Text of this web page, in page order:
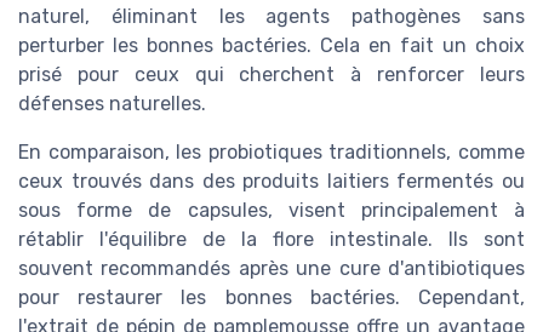
naturel, éliminant les agents pathogènes sans
perturber les bonnes bactéries. Cela en fait un choix
prisé pour ceux qui cherchent à renforcer leurs
défenses naturelles.
En comparaison, les probiotiques traditionnels, comme
ceux trouvés dans des produits laitiers fermentés ou
sous forme de capsules, visent principalement à
rétablir l'équilibre de la flore intestinale. Ils sont
souvent recommandés après une cure d'antibiotiques
pour restaurer les bonnes bactéries. Cependant,
l'extrait de pépin de pamplemousse offre un avantage